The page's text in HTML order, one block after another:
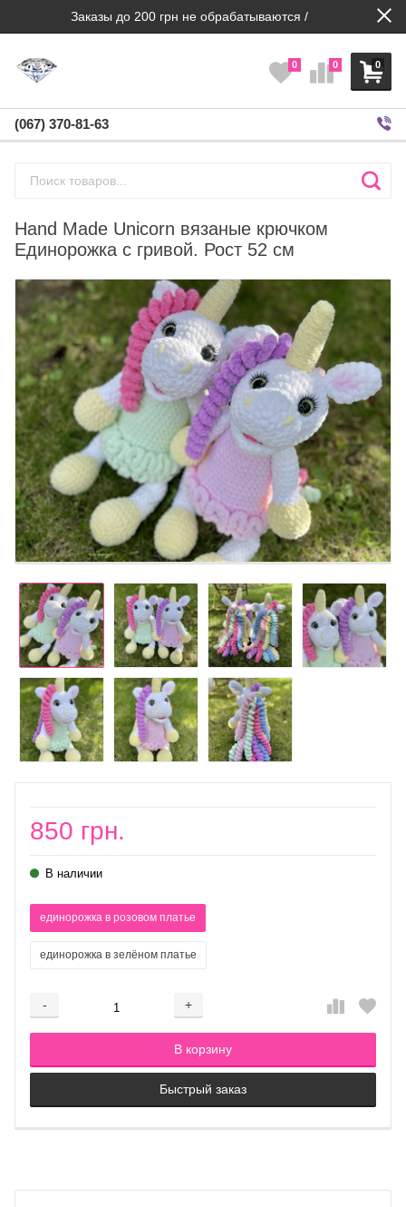
Заказы до 200 грн не обрабатываются /
0
0 0
(067) 370-81-63
Hand Made Unicorn вязаные крючком
Единорожка с гривой. Рост 52 см
850 грн.
В наличии
единорожка в розовом платье
единорожка в зелёном платье
- +
Добавляется...
В корзину
Добавлен
Быстрый заказ